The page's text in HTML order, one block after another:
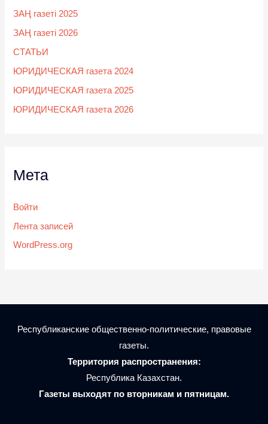
ЗАҢ газеті 2025
ЗАҢ газеті 2026
СТАТЬИ
ЮРИДИЧЕСКАЯ газета 2024
ЮРИДИЧЕСКАЯ газета 2025
ЮРИДИЧЕСКАЯ газета 2026
Мета
Войти
Лента записей
WordPress.org
Республиканские общественно-политические, правовые
газеты.
Территория распространения:
Республика Казахстан.
Газеты выходят по вторникам и пятницам.